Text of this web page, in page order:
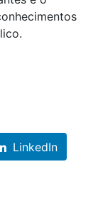
LinkedIn